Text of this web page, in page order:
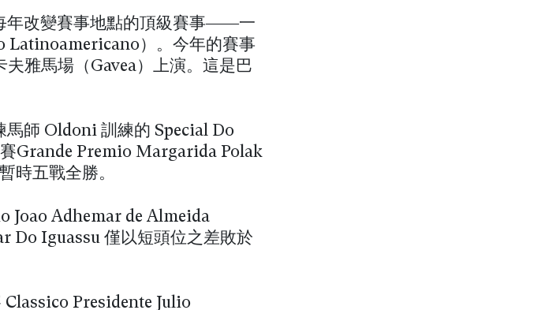
年改變賽事地點的頂級賽事——一
Latinoamericano）。今年的賽事
夫雅馬場（Gavea）上演。這是巴
馬師 Oldoni 訓練的 Special Do
Grande Premio Margarida Polak
時五戰全勝。
Joao Adhemar de Almeida
Do Iguassu 僅以短頭位之差敗於
Presidente Julio